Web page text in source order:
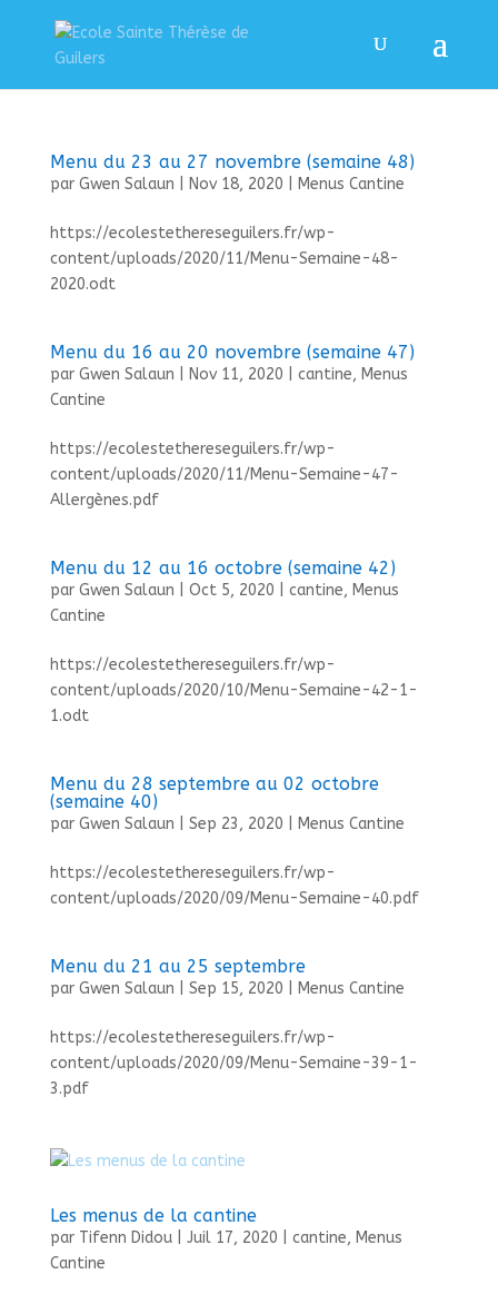
Menu du 23 au 27 novembre (semaine 48)
par Gwen Salaun Nov 18, 2020 Menus Cantine
https://ecolestethereseguilers.fr/wp-
content/uploads/2020/11/Menu-Semaine-48-
2020.odt
Menu du 16 au 20 novembre (semaine 47)
par Gwen Salaun Nov 11, 2020 cantine, Menus
Cantine
https://ecolestethereseguilers.fr/wp-
content/uploads/2020/11/Menu-Semaine-47-
Allergènes.pdf
Menu du 12 au 16 octobre (semaine 42)
par Gwen Salaun Oct 5, 2020 cantine, Menus
Cantine
https://ecolestethereseguilers.fr/wp-
content/uploads/2020/10/Menu-Semaine-42-1-
1.odt
Menu du 28 septembre au 02 octobre
(semaine 40)
par Gwen Salaun Sep 23, 2020 Menus Cantine
https://ecolestethereseguilers.fr/wp-
content/uploads/2020/09/Menu-Semaine-40.pdf
Menu du 21 au 25 septembre
par Gwen Salaun Sep 15, 2020 Menus Cantine
https://ecolestethereseguilers.fr/wp-
content/uploads/2020/09/Menu-Semaine-39-1-
3.pdf
Les menus de la cantine
par Tifenn Didou| Juil 17, 2020 cantine, Menus
Cantine